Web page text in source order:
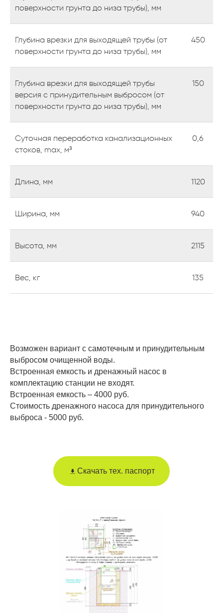
поверхности грунта до низа трубы), мм
Глубина врезки для выходящей трубы (от
поверхности грунта до низа трубы), мм
450
Глубина врезки для выходящей трубы
версия с принудительным выбросом (от
поверхности грунта до низа трубы), мм
150
Суточная переработка канализационных
стоков, max, м³
0,6
Длина, мм 1120
Ширина, мм 940
Высота, мм 2115
Вес, кг 135
Возможен вариант с самотечным и принудительным
выбросом очищенной воды.
Встроенная емкость и дренажный насос в
комплектацию станции не входят.
Встроенная емкость – 4000 руб.
Стоимость дренажного насоса для принудительного
выброса - 5000 руб.
Скачать тех. паспорт
Отправить
Оставьте заявку
Если у вас есть вопросы или вы не
оставьте свой номер — мы
позвоним, чтобы ответить на все